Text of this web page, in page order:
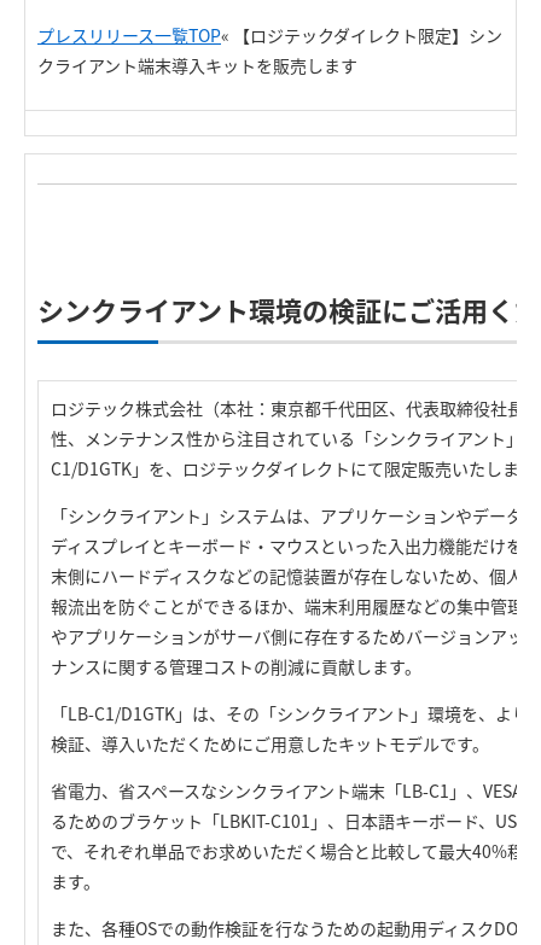
プレスリリース一覧TOP« 【ロジテックダイレクト限定】シン
クライアント端末導入キットを販売します
シンクライアント環境の検証にご活用く
ロジテック株式会社（本社：東京都千代田区、代表取締役社長
性、メンテナンス性から注目されている「シンクライアント」
C1/D1GTK」を、ロジテックダイレクトにて限定販売いたします
「シンクライアント」システムは、アプリケーションやデータ
ディスプレイとキーボード・マウスといった入出力機能だけを
末側にハードディスクなどの記憶装置が存在しないため、個人
報流出を防ぐことができるほか、端末利用履歴などの集中管理
やアプリケーションがサーバ側に存在するためバージョンアッ
ナンスに関する管理コストの削減に貢献します。
「LB-C1/D1GTK」は、その「シンクライアント」環境を、よ
検証、導入いただくためにご用意したキットモデルです。
省電力、省スペースなシンクライアント端末「LB-C1」、VESA
るためのブラケット「LBKIT-C101」、日本語キーボード、USB
で、それぞれ単品でお求めいただく場合と比較して最大40%程
ます。
また、各種OSでの動作検証を行なうための起動用ディスク